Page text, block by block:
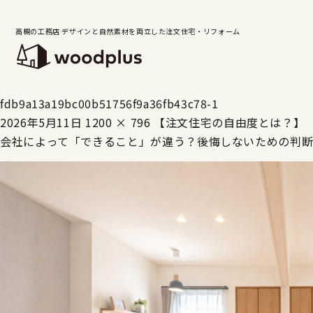
高槻の工務店 デザインと自然素材を両立した注文住宅・リフォーム
fdb9a13a19bc00b51756f9a36fb43c78-1
2026年5月11日 1200 × 796
【注文住宅の自由度とは？】
会社によって「できること」が違う？後悔しないための判